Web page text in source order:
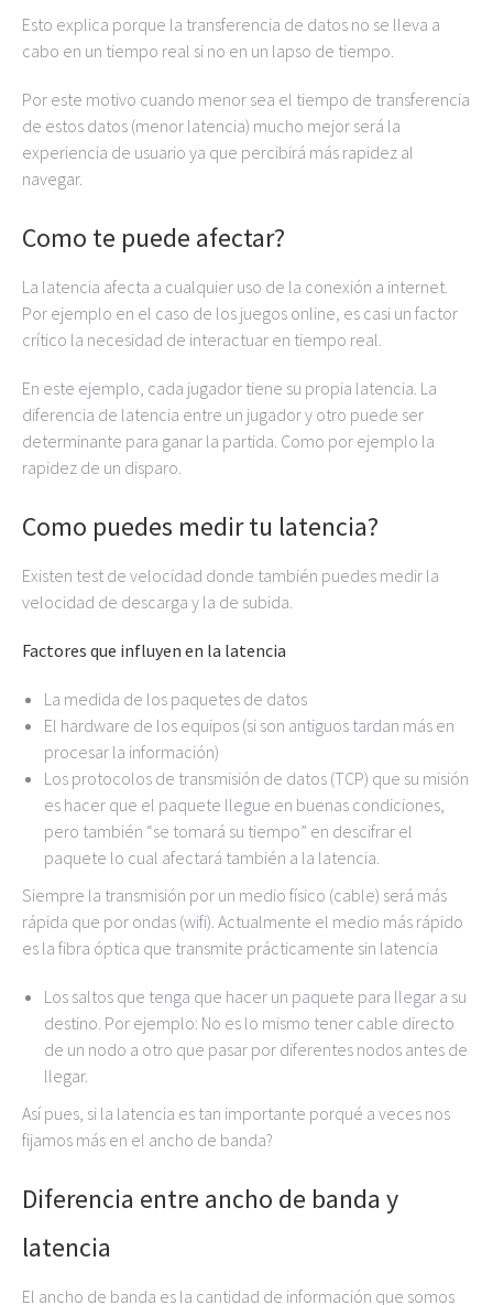
Esto explica porque la transferencia de datos no se lleva a
cabo en un tiempo real si no en un lapso de tiempo.
Por este motivo cuando menor sea el tiempo de transferencia
de estos datos (menor latencia) mucho mejor será la
experiencia de usuario ya que percibirá más rapidez al
navegar.
Como te puede afectar?
La latencia afecta a cualquier uso de la conexión a internet.
Por ejemplo en el caso de los juegos online, es casi un factor
crítico la necesidad de interactuar en tiempo real.
En este ejemplo, cada jugador tiene su propia latencia. La
diferencia de latencia entre un jugador y otro puede ser
determinante para ganar la partida. Como por ejemplo la
rapidez de un disparo.
Como puedes medir tu latencia?
Existen test de velocidad donde también puedes medir la
velocidad de descarga y la de subida.
Factores que influyen en la latencia
La medida de los paquetes de datos
El hardware de los equipos (si son antiguos tardan más en
procesar la información)
Los protocolos de transmisión de datos (TCP) que su misión
es hacer que el paquete llegue en buenas condiciones,
pero también “se tomará su tiempo” en descifrar el
paquete lo cual afectará también a la latencia.
Siempre la transmisión por un medio físico (cable) será más
rápida que por ondas (wifi). Actualmente el medio más rápido
es la fibra óptica que transmite prácticamente sin latencia
Los saltos que tenga que hacer un paquete para llegar a su
destino. Por ejemplo: No es lo mismo tener cable directo
de un nodo a otro que pasar por diferentes nodos antes de
llegar.
Así pues, si la latencia es tan importante porqué a veces nos
fijamos más en el ancho de banda?
Diferencia entre ancho de banda y
latencia
El ancho de banda es la cantidad de información que somos